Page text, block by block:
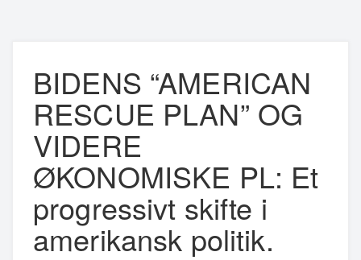
BIDENS “AMERICAN
RESCUE PLAN” OG
VIDERE
ØKONOMISKE PL: Et
progressivt skifte i
amerikansk politik.